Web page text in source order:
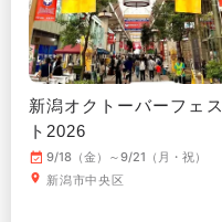
新潟オクトーバーフェス
ト2026
9/18（金）～9/21（月・祝）
新潟市中央区